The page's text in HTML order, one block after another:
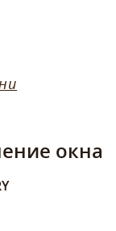
окна